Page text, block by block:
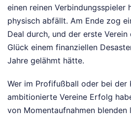
einen reinen Verbindungsspieler
physisch abfällt. Am Ende zog
Deal durch, und der erste
Glück einem finanziellen
Jahre gelähmt hätte.
Wer im Profifußball oder bei der
ambitionierte Vereine Erfolg
von Momentaufnahmen blenden